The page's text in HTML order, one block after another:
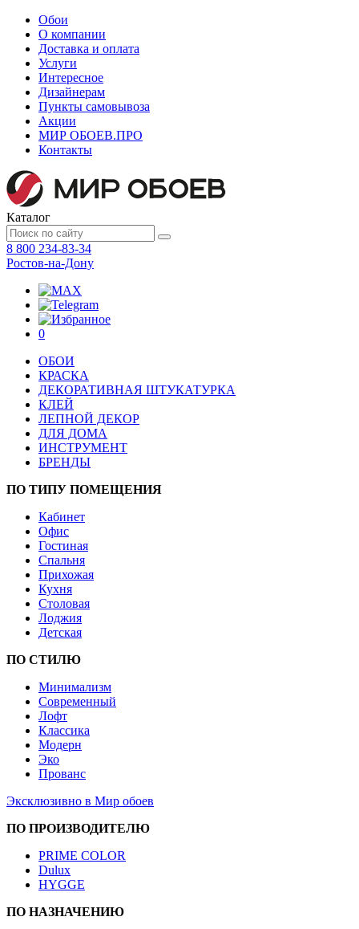
Обои
О компании
Доставка и оплата
Услуги
Интересное
Дизайнерам
Пункты самовывоза
Акции
МИР ОБОЕВ.ПРО
Контакты
Каталог
8 800 234-83-34
Ростов-на-Дону
0
ОБОИ
КРАСКА
ДЕКОРАТИВНАЯ ШТУКАТУРКА
КЛЕЙ
ЛЕПНОЙ ДЕКОР
ДЛЯ ДОМА
ИНСТРУМЕНТ
БРЕНДЫ
ПО ТИПУ ПОМЕЩЕНИЯ
Кабинет
Офис
Гостиная
Спальня
Прихожая
Кухня
Столовая
Лоджия
Детская
ПО СТИЛЮ
Минимализм
Современный
Лофт
Классика
Модерн
Эко
Прованс
Эксклюзивно в Мир обоев
ПО ПРОИЗВОДИТЕЛЮ
PRIME COLOR
Dulux
HYGGE
ПО НАЗНАЧЕНИЮ